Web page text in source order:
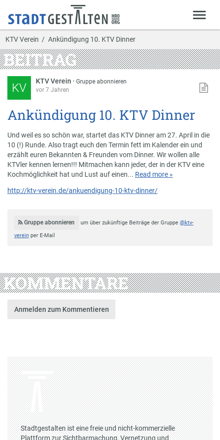
KTV Verein Ankündigung 10. KTV Dinner
BEITRAG
KV KTV Verein ·Gruppe abonnieren
vor 7 Jahren
Ankündigung 10. KTV Dinner
Und weil es so schön war, startet das KTV Dinner am 27. April in die
10 (!) Runde. Also tragt euch den Termin fett im Kalender ein und
erzählt euren Bekannten & Freunden vom Dinner. Wir wollen alle
KTVler kennen lernen!!! Mitmachen kann jeder, der in der KTV eine
Kochmöglichkeit hat und Lust auf einen... Read more »
http://ktv-verein.de/ankuendigung-10-ktv-dinner/
Gruppe abonnieren um über zukünftige Beiträge der Gruppe @ktv-
vereinper E-Mail
KOMMENTARE
Anmelden zum Kommentieren
Stadtgestalten ist eine freie und nicht-kommerzielle
Plattform zur Sichtbarmachung, Vernetzung und